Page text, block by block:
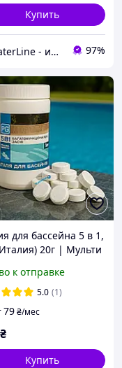
Купить
⭐ WaterLine - интернет-магазин по продаже химии и оборудования для бассейнов 97%
для бассейна 5 в 1,
20г | Мульти
PG 49
к отправке
5.0 (1)
79₴/мес
₴
Купить